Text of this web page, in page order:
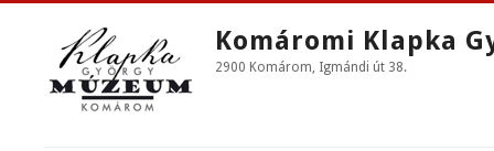
Komáromi Klapka
2900 Komárom, Igmándi út 38.